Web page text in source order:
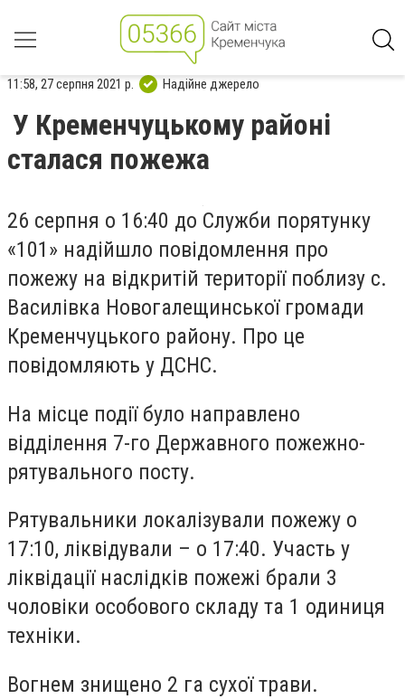
11:58, 27 серпня 2021 р. Надійне джерело
У Кременчуцькому районі
сталася пожежа
26 серпня о 16:40 до Служби порятунку
«101» надійшло повідомлення про
пожежу на відкритій території поблизу с.
Василівка Новогалещинської громади
Кременчуцького району. Про це
повідомляють у ДСНС.
На місце події було направлено
відділення 7-го Державного пожежно-
рятувального посту.
Рятувальники локалізували пожежу о
17:10, ліквідували – о 17:40. Участь у
ліквідації наслідків пожежі брали 3
чоловіки особового складу та 1 одиниця
техніки.
Вогнем знищено 2 га сухої трави.